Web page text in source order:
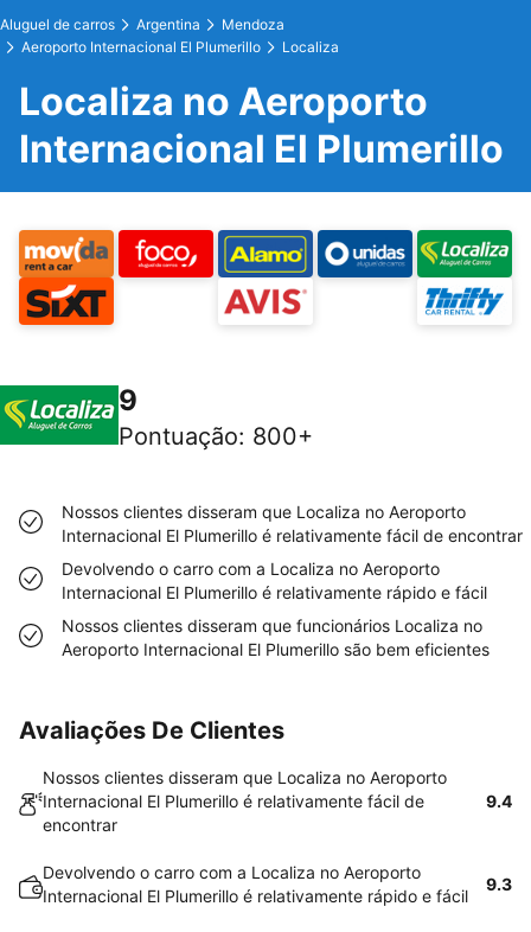
Aluguel de carros Argentina
Mendoza
Aeroporto Internacional El Plumerillo
Localiza
Localiza no Aeroporto
Internacional El Plumerillo
9
Pontuação: 800+
Nossos clientes disseram que Localiza no Aeroporto
Internacional El Plumerillo é relativamente fácil de encontrar
Devolvendo o carro com a Localiza no Aeroporto
Internacional El Plumerillo é relativamente rápido e fácil
Nossos clientes disseram que funcionários Localiza no
Aeroporto Internacional El Plumerillo são bem eficientes
Avaliações De Clientes
Nossos clientes disseram que Localiza no Aeroporto
Internacional El Plumerillo é relativamente fácil de
encontrar
9.4
Devolvendo o carro com a Localiza no Aeroporto
Internacional El Plumerillo é relativamente rápido e fácil
9.3